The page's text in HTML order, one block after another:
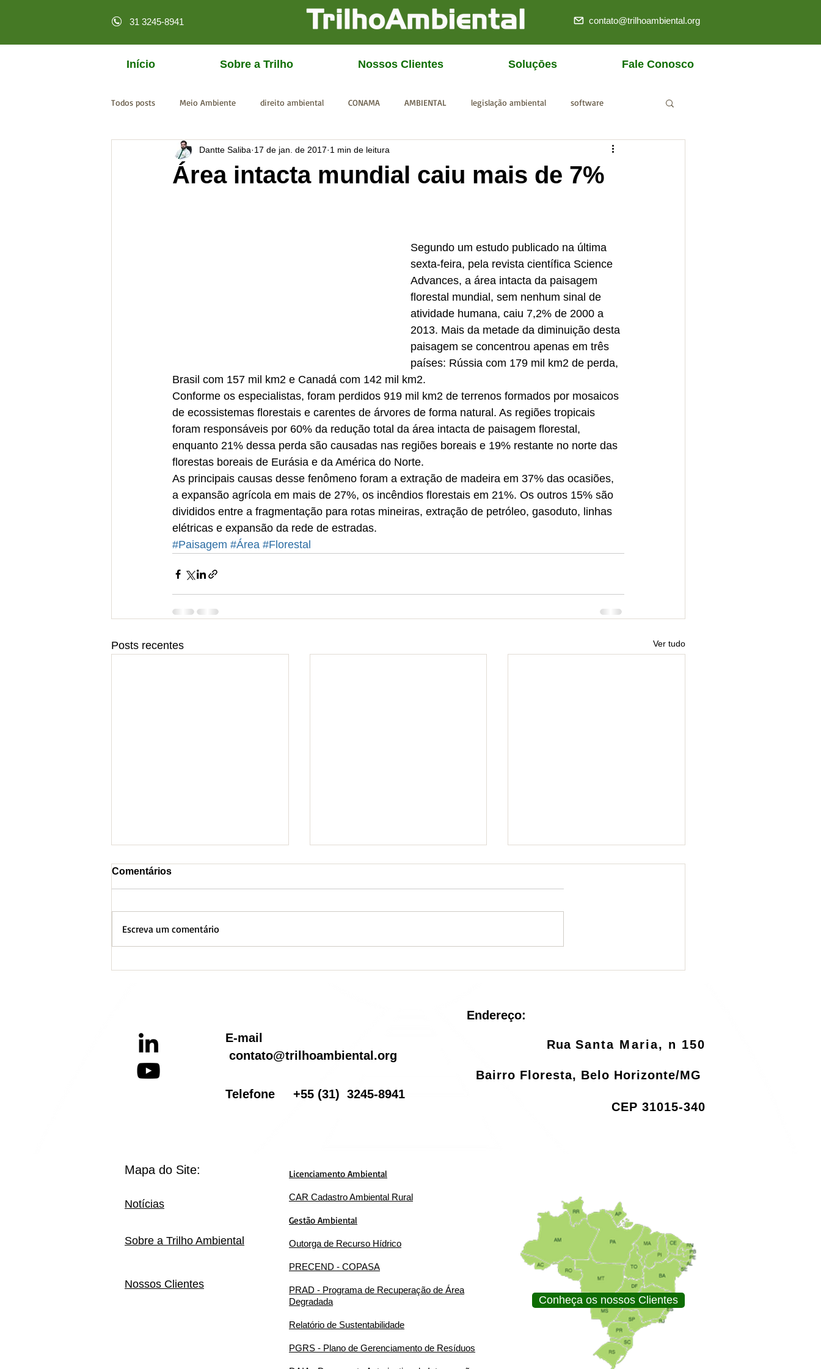
31 3245-8941 contato@trilhoambiental.org
Início Sobre a Trilho Nossos Clientes Soluçōes Fale Conosco
Todos posts Meio Ambiente direito ambiental CONAMA AMBIENTAL legislação ambiental software
licenciamento online MPF CGU IBAMA SISEMA
Área intacta mundial caiu mais de 7%
Dantte Saliba 17 de jan. de 2017 1 min de leitura
Segundo um estudo publicado na última
sexta-feira, pela revista científica Science
Advances, a área intacta da paisagem
florestal mundial, sem nenhum sinal de
atividade humana, caiu 7,2% de 2000 a
2013. Mais da metade da diminuição desta
paisagem se concentrou apenas em três
países: Rússia com 179 mil km2 de perda,
Brasil com 157 mil km2 e Canadá com 142 mil km2.
Conforme os especialistas, foram perdidos 919 mil km2 de terrenos formados por mosaicos
de ecossistemas florestais e carentes de árvores de forma natural. As regiões tropicais
foram responsáveis por 60% da redução total da área intacta de paisagem florestal,
enquanto 21% dessa perda são causadas nas regiões boreais e 19% restante no norte das
florestas boreais de Eurásia e da América do Norte.
As principais causas desse fenômeno foram a extração de madeira em 37% das ocasiões,
a expansão agrícola em mais de 27%, os incêndios florestais em 21%. Os outros 15% são
divididos entre a fragmentação para rotas mineiras, extração de petróleo, gasoduto, linhas
elétricas e expansão da rede de estradas.
#Paisagem #Área #Florestal
Posts recentes Ver tudo
Comentários
Escreva um comentário
E-mail
contato@trilhoambiental.org
Telefone +55 (31) 3245-8941
Endereço:
RuaSanta Maria, n 150
Bairro Floresta, Belo Horizonte/MG
CEP 31015-340
Sobre a Trilho Ambiental
Notícias
Nossos Clientes
Mapa do Site: Licenciamento Ambiental
CAR Cadastro Ambiental Rural
Gestão Ambiental
Outorga de Recurso Hídrico
PRECEND - COPASA
PRAD - Programa de Recuperação de Área
Degradada
Relatório de Sustentabilidade
PGRS - Plano de Gerenciamento de Resíduos
Conheça os nossos Clientes